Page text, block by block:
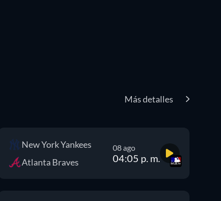
Más detalles
New York Yankees
Atlanta Braves
08 ago
04:05 p. m.